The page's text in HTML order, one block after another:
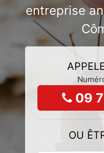
entreprise
09
OU